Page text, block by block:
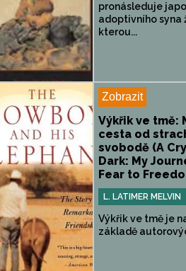
pronásleduje
adoptivního syna
kterou...
Zobrazit
Výkřik ve tmě:
cesta od
svobodě (A
Dark: My
Fear to
L. LATIMER MELVIN
Výkřik ve tmě je
základě